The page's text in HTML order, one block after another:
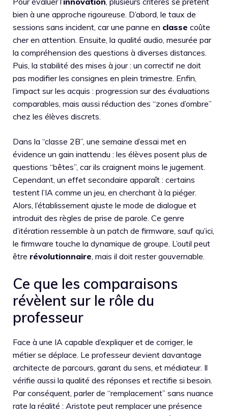
bien à une approche rigoureuse. D’abord, le taux de
sessions sans incident, car une panne en classe coûte
cher en attention. Ensuite, la qualité audio, mesurée par
la compréhension des questions à diverses distances.
Puis, la stabilité des mises à jour : un correctif ne doit
pas modifier les consignes en plein trimestre. Enfin,
l’impact sur les acquis : progression sur des évaluations
comparables, mais aussi réduction des “zones d’ombre”
chez les élèves discrets.
Dans la “classe 2B”, une semaine d’essai met en
évidence un gain inattendu : les élèves posent plus de
questions “bêtes”, car ils craignent moins le jugement.
Cependant, un effet secondaire apparaît : certains
testent l’IA comme un jeu, en cherchant à la piéger.
Alors, l’établissement ajuste le mode de dialogue et
introduit des règles de prise de parole. Ce genre
d’itération ressemble à un patch de firmware, sauf qu’ici,
le firmware touche la dynamique de groupe. L’outil peut
être révolutionnaire , mais il doit rester gouvernable.
Ce que les comparaisons
révèlent sur le rôle du
professeur
Face à une IA capable d’expliquer et de corriger, le
métier se déplace. Le professeur devient davantage
architecte de parcours, garant du sens, et médiateur. Il
vérifie aussi la qualité des réponses et rectifie si besoin.
Par conséquent, parler de “remplacement” sans nuance
rate la réalité : Aristote peut remplacer une présence